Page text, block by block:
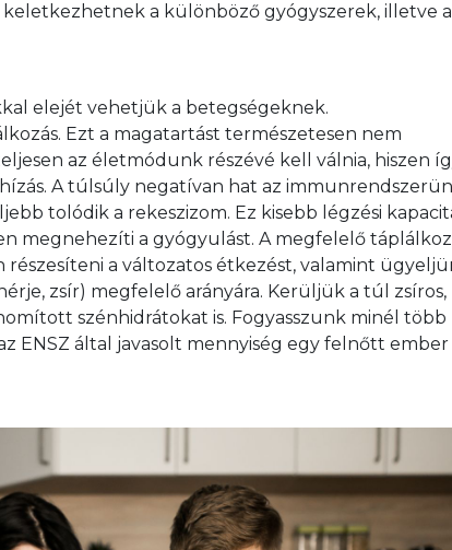
a különböző gyógyszerek, illetve
elejét vehetjük a betegségeknek.
Ezt a magatartást természetesen nem
az életmódunk részévé kell válnia, hiszen
A túlsúly negatívan hat az
tolódik a rekeszizom. Ez kisebb légzési
megnehezíti a gyógyulást. A megfelelő
a változatos étkezést, valamint
zsír) megfelelő arányára. Kerüljük a túl zsíros,
szénhidrátokat is. Fogyasszunk minél több
ENSZ által javasolt mennyiség egy felnőtt ember